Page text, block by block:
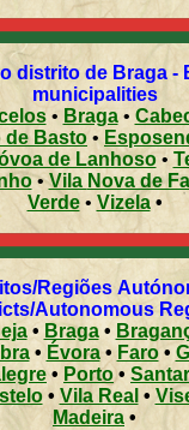
distrito de Braga -
municipalities
• Braga•
Celorico de Basto •
de Lanhoso•
• Vila Nova de
Verde• Vizela•
Autónomas -
Autonomous
• Braga•
• Évora• Faro•
• Porto•
• Vila Real •
Madeira •